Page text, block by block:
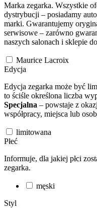
Marka zegarka. Wszystkie
dystrybucji – posiadamy
marki. Gwarantujemy
serwisowe – zarówno
naszych salonach i sklepie
Maurice Lacroix
Edycja
Edycja zegarka może być
to ściśle określona liczba
Specjalna – powstaje z
współpracy, miejsca lub
limitowana
Płeć
Informuje, dla jakiej płci
zegarka.
męski
Styl